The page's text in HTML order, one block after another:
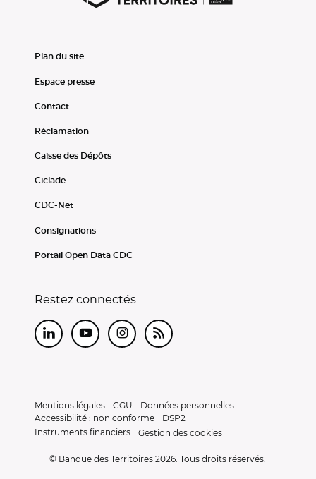
Plan du site
Espace presse
Contact
Réclamation
Caisse des Dépôts
Ciclade
CDC-Net
Consignations
Portail Open Data CDC
Restez connectés
LinkedInYoutubeInstagram
RSS
Mentions légales CGU
Données personnelles
Accessibilité : non conforme
DSP2
Instruments financiers
Gestion des cookies
© Banque des Territoires 2026. Tous droits réservés.